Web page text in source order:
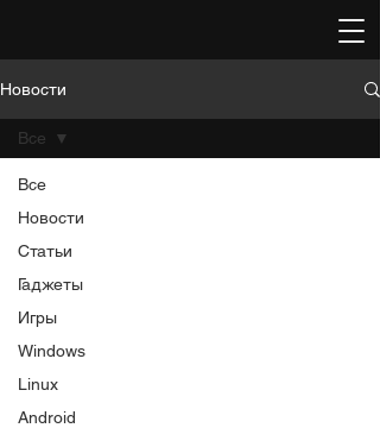
Новости
Все
Новости
Статьи
Гаджеты
Игры
Windows
Linux
Android
Все